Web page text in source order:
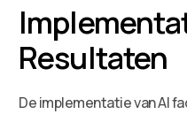
Resultaten
De implementatie van AI